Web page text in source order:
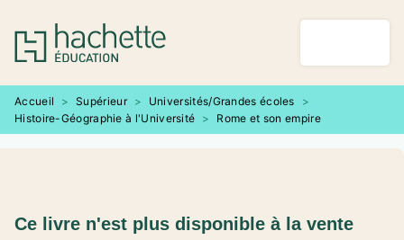
MENU RECHERCHE
PIED DE PAGE
Accueil > Supérieur > Universités/Grandes écoles
>
Histoire-Géographie à l'Université > Rome et son empire
Ce livre n'est plus disponible à la vente